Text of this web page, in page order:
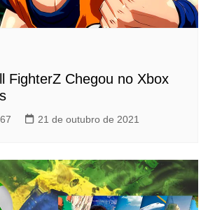
FighterZ Chegou no Xbox
21 de outubro de 2021